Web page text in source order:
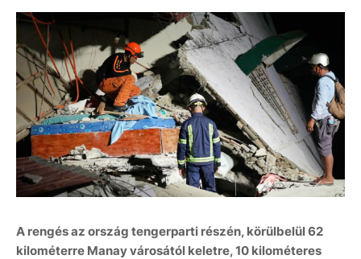
A rengés az ország tengerparti részén, körülbelül 62
kilométerre Manay városától keletre, 10 kilométeres